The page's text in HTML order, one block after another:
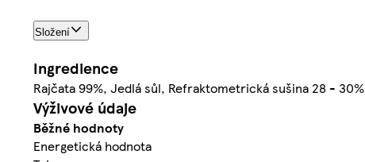
Složení
Ingredience
Rajčata 99%, Jedlá sůl, Refraktometrická sušina 28 - 30%
Výživové údaje
Běžné hodnoty
Energetická hodnota